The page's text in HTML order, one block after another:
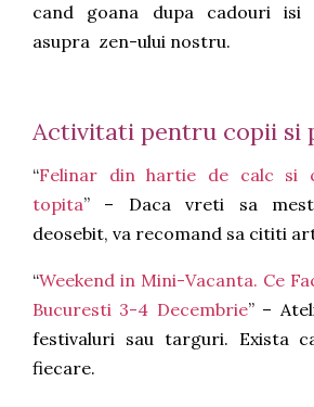
cand goana dupa cadouri isi
asupra zen-ului nostru.
Activitati pentru copii si
“Felinar din hartie de calc si
topita” – Daca vreti sa
deosebit, va recomand sa cititi
“Weekend in Mini-Vacanta. Ce
Bucuresti 3-4 Decembrie” –
festivaluri sau targuri. Exista
fiecare.